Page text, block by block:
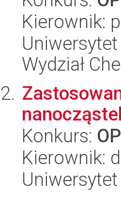
Kierownik:
Wydział
Konkurs:
Kierownik: